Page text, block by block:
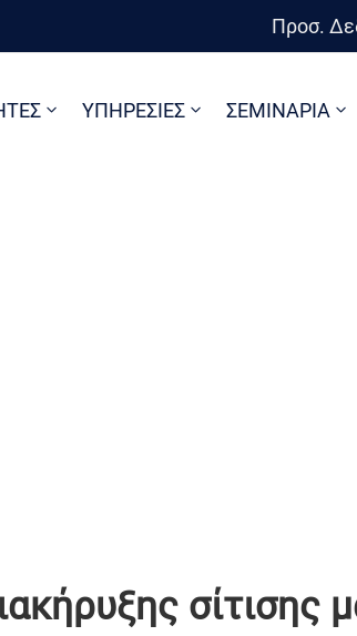
Προσ.
ΥΠΗΡΕΣΙΕΣ ΣΕΜΙΝΑΡΙΑ
σίτισης